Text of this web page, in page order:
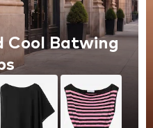
Cool Batwing